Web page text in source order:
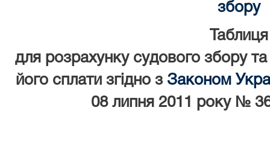
збору
Таблиця
для розрахунку судового збору
його сплати згідно з Законом
08 липня 2011 року №